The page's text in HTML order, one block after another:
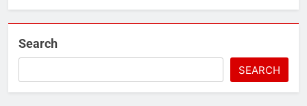
Search
SEARCH